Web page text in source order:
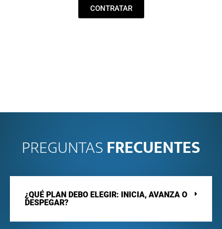
CONTRATAR
PREGUNTASFRECUENTES
¿QUÉ PLAN DEBO ELEGIR: INICIA, AVANZA O
DESPEGAR?